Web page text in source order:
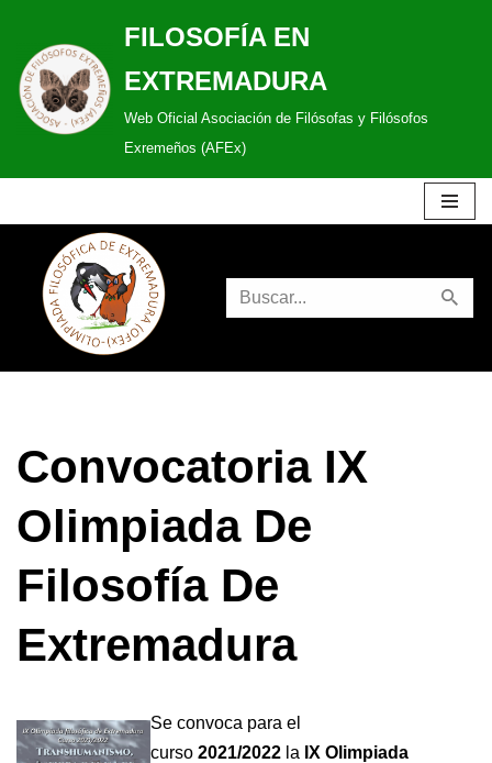
Saltar
al
contenido
FILOSOFÍA EN
EXTREMADURA
Web Oficial Asociación de Filósofas y Filósofos
Exremeños (AFEx)
Convocatoria IX
Olimpiada De
Filosofía De
Extremadura
Se convoca para el
curso2021/2022 la IX Olimpiada